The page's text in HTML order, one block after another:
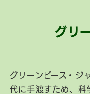
グリ
グリーンピース・ジ
代に手渡すため、科